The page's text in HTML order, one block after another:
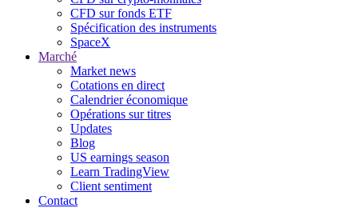
CFD sur fonds ETF
Spécification des instruments
SpaceX
Marché
Market news
Cotations en direct
Calendrier économique
Opérations sur titres
Updates
Blog
US earnings season
Learn TradingView
Client sentiment
Contact